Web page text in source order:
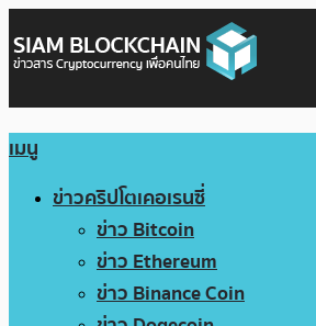
เมนู
ข่าวคริปโตเคอเรนซี่
ข่าว Bitcoin
ข่าว Ethereum
ข่าว Binance Coin